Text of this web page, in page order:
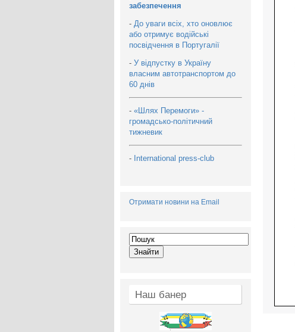
забезпечення
- До уваги всіх, хто оновлює
або отримує водійські
посвідчення в Португалії
- У відпустку в Україну
власним автотранспортом до
60 днів
- «Шлях Перемоги» -
громадсько-політичний
тижневик
- International press-club
Отримати новини на Email
Наш банер